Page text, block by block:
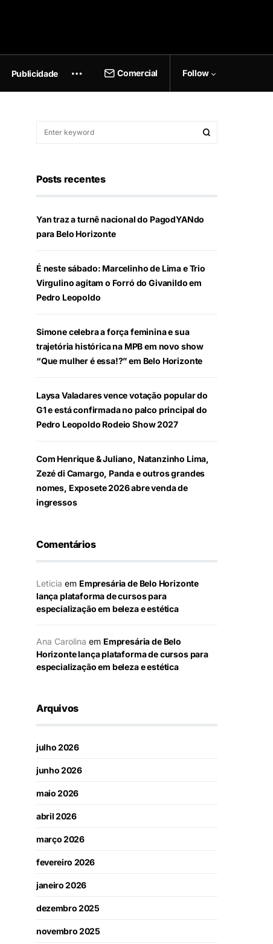
Publicidade Comercial Follow
Posts recentes
Yan traz a turnê nacional do PagodYANdo
para Belo Horizonte
É neste sábado: Marcelinho de Lima e Trio
Virgulino agitam o Forró do Givanildo em
Pedro Leopoldo
Simone celebra a força feminina e sua
trajetória histórica na MPB em novo show
“Que mulher é essa!?” em Belo Horizonte
Laysa Valadares vence votação popular do
G1 e está confirmada no palco principal do
Pedro Leopoldo Rodeio Show 2027
Com Henrique & Juliano, Natanzinho Lima,
Zezé di Camargo, Panda e outros grandes
nomes, Exposete 2026 abre venda de
ingressos
Comentários
Leticia em Empresária de Belo Horizonte
lança plataforma de cursos para
especialização em beleza e estética
Ana Carolina em Empresária de Belo
Horizonte lança plataforma de cursos para
especialização em beleza e estética
Arquivos
julho 2026
junho 2026
maio 2026
abril 2026
março 2026
fevereiro 2026
janeiro 2026
dezembro 2025
novembro 2025